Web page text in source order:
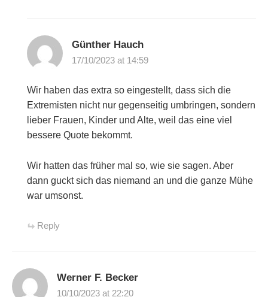
Günther Hauch
17/10/2023 at 14:59
Wir haben das extra so eingestellt, dass sich die
Extremisten nicht nur gegenseitig umbringen, sondern
lieber Frauen, Kinder und Alte, weil das eine viel
bessere Quote bekommt.
Wir hatten das früher mal so, wie sie sagen. Aber
dann guckt sich das niemand an und die ganze Mühe
war umsonst.
Reply
Werner F. Becker
10/10/2023 at 22:20